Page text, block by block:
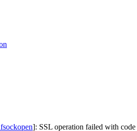
]: SSL operation failed with